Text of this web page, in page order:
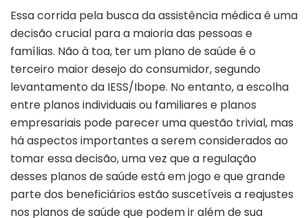
Essa corrida pela busca da assistência médica é uma
decisão crucial para a maioria das pessoas e
famílias. Não à toa, ter um plano de saúde é o
terceiro maior desejo do consumidor, segundo
levantamento da IESS/Ibope. No entanto, a escolha
entre planos individuais ou familiares e planos
empresariais pode parecer uma questão trivial, mas
há aspectos importantes a serem considerados ao
tomar essa decisão, uma vez que a regulação
desses planos de saúde está em jogo e que grande
parte dos beneficiários estão suscetíveis a reajustes
nos planos de saúde que podem ir além de sua